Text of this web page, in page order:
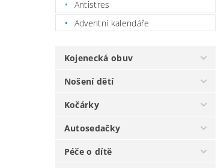
Antistres
Adventní kalendáře
Kojenecká obuv
Nošení dětí
Kočárky
Autosedačky
Péče o dítě